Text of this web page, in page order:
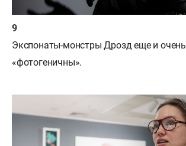
Экспонаты-монстры Дрозд еще и очень
«фотогеничны».